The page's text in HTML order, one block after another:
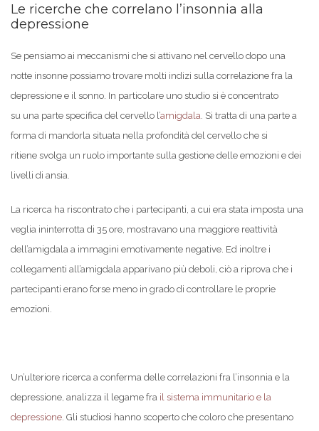
Le ricerche che correlano l’insonnia alla
depressione
Se pensiamo ai meccanismi che si attivano nel cervello dopo una
notte insonne possiamo trovare molti indizi sulla correlazione fra la
depressione e il sonno. In particolare uno studio si è concentrato
su una parte specifica del cervello l’amigdala. Si tratta di una parte a
forma di mandorla situata nella profondità del cervello che si
ritiene svolga un ruolo importante sulla gestione delle emozioni e dei
livelli di ansia.
La ricerca ha riscontrato che i partecipanti, a cui era stata imposta una
veglia ininterrotta di 35 ore, mostravano una maggiore reattività
dell’amigdala a immagini emotivamente negative. Ed inoltre i
collegamenti all’amigdala apparivano più deboli, ciò a riprova che i
partecipanti erano forse meno in grado di controllare le proprie
emozioni.
Un’ulteriore ricerca a conferma delle correlazioni fra l’insonnia e la
depressione, analizza il legame fra il sistema immunitario e la
depressione. Gli studiosi hanno scoperto che coloro che presentano